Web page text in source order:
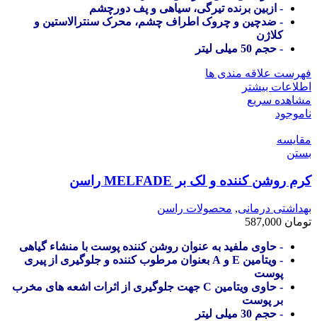
- ازبین برنده تیرگی، سیاهی و پف دورچشم
- ضدچین و چروک اطراف چشم، محرک سنترالاستین و
کلاژن
- حجم 50 میلی لیتر
فهرست علاقه مندی ها
اطلاعات بیشتر
مشاهده سریع
ناموجود
مقایسه
بستن
کرم روشن کننده و لک بر MELFADE راسن
بهداشتی درمانی, محصولات راسن
تومان
- حاوی ملفید به عنوان روشن کننده پوست با منشاء گیاهی
- ویتامین E و A بعنوان مرطوب کننده و جلوگیری از پیری
پوست
- حاوی ویتامین C جهت جلوگیری از اثرات اشعه های مخرب
بر پوست
- حجم 30 میلی لیتر